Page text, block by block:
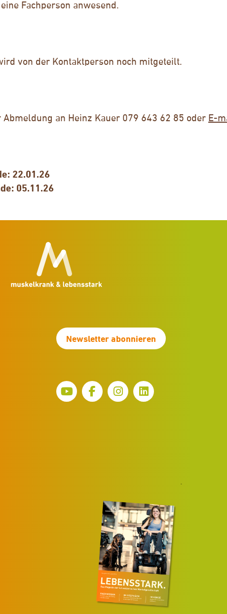
Fachperson anwesend.
von der Kontaktperson noch mitgeteilt.
an Heinz Kauer 079 643 62 85 oder E-
22.01.26
05.11.26
Newsletter abonnieren